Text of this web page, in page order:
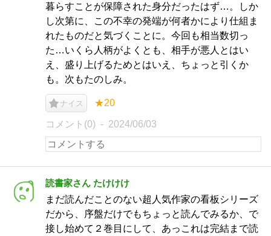
暮らすことが保障された身分だったはず…。しか
し次第に、この不幸の発端が何者かにより仕組ま
れたものだと気づくことに。今回も相当数切っ
た…いくら人柄がよくとも、相手が悪人とはい
え、盛り上げるためとはいえ、ちょっと引くか
も。次もたのしみ。
ナイス ★20
コメント(0) 2024/06/03
読書家さん たけけけ
まだ読んだことのない超人気作家の看板シリーズ
だから、序盤だけでもちょっと読んでみるか、で
接し始めて２巻目にして、あっこれは完結まで読